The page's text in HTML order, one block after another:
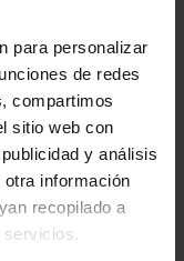
para personalizar
de redes
compartimos
sitio web con
y análisis
información
recopilado a
servicios.
PLATA
TFP 1998
GORDILLO
443,00 €